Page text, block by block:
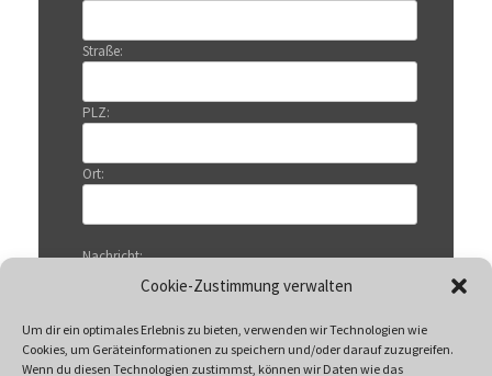
Cookie-Zustimmung verwalten
Um dir ein optimales Erlebnis zu bieten, verwenden wir Technologien wie
Cookies, um Geräteinformationen zu speichern und/oder darauf zuzugreifen.
Wenn du diesen Technologien zustimmst, können wir Daten wie das
Straße:
PLZ:
Ort:
Nachricht: